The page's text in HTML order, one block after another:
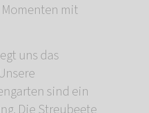
mit
uns das
sind ein